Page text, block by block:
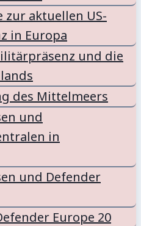
aktuellen US-
in Europa
und die
des Mittelmeers
und
in
und Defender
Europe 20